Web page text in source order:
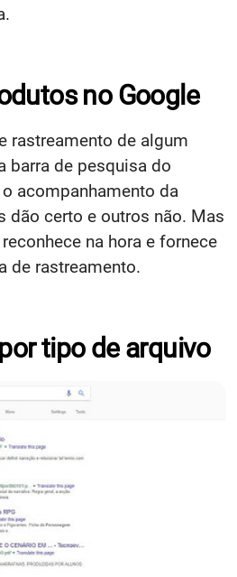
no Google
rastreamento de algum
barra de pesquisa do
acompanhamento da
dão certo e outros não. Mas
na hora e fornece
de rastreamento.
tipo de arquivo